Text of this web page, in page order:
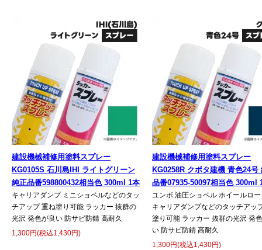
建設機械補修用塗料スプレー
KG0105S 石川島IHI ライトグリーン
純正品番598800432相当色 300ml 1本
キャリアダンプ ミニショベルなどのタッ
チアップ 重ね塗り可能 ラッカー 抜群の
光沢 発色が良い 防サビ防錆 高耐久
1,300円(税込1,430円)
建設機械補修用塗料スプレー
KG0258R クボタ建機 青色24号
品番07935-50097相当色 300ml
ユンボ 油圧ショベル ホイールロ
キャリアダンプなどのタッチアッ
塗り可能 ラッカー 抜群の光沢 発
い 防サビ防錆 高耐久
1,300円(税込1,430円)